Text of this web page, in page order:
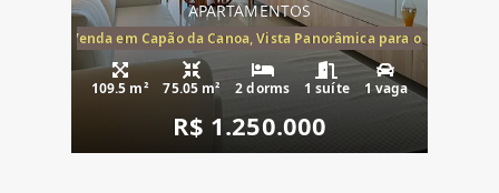
APARTAMENTOS
Mar à Venda em Capão da Canoa, Vista Panorâmica para o Mar, 2
109.5 m² 75.05 m² 2 dorms 1 suíte 1 vaga
R$ 1.250.000